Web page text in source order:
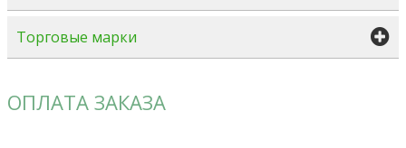
Торговые марки
ОПЛАТА ЗАКАЗА